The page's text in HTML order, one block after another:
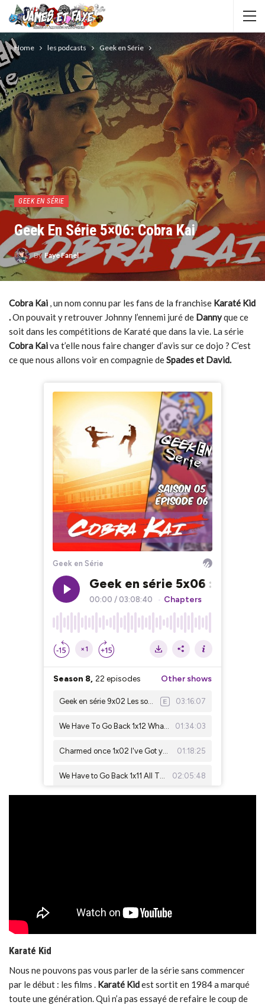
Home les podcasts Geek en Série
GEEK EN SÉRIE
Geek En Série 5×06: Cobra Kai
By Faye Fanel
Cobra Kai , un nom connu par les fans de la franchise Karaté Kid
.On pouvait y retrouver Johnny l’ennemi juré de Dannyque ce
soit dans les compétitions de Karaté que dans la vie. La série
Cobra Kaiva t’elle nous faire changer d’avis sur ce dojo ? C’est
ce que nous allons voir en compagnie deSpades et David.
Karaté Kid
Nous ne pouvons pas vous parler de la série sans commencer
par le début : les films . Karaté Kidest sortit en 1984 a marqué
toute une génération. Qui n’a pas essayé de refaire le coup de